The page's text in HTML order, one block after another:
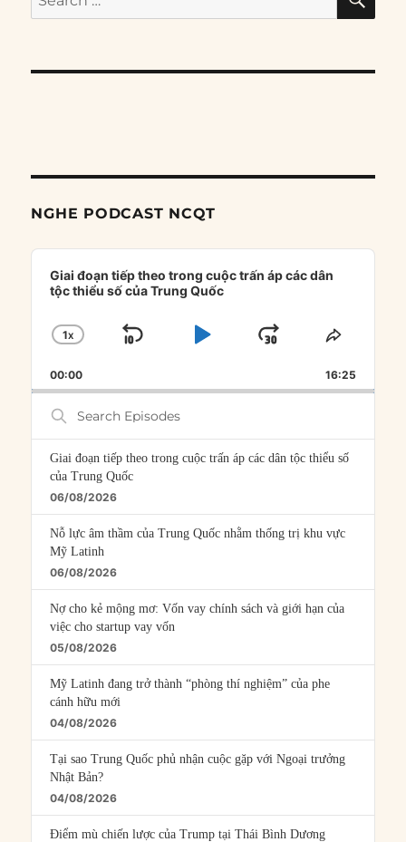
for:
NGHE PODCAST NCQT
Audio
Player
Giai đoạn tiếp theo trong cuộc trấn áp các dân
tộc thiểu số của Trung Quốc
CHANGE
RATE
1X
SKIP
PLAYJUMP
FORWARD
SHARE
00:00 16:25
Search
Episodes
Giai đoạn tiếp theo trong cuộc trấn áp các dân tộc thiểu số
của Trung Quốc
06/08/2026
Nỗ lực âm thầm của Trung Quốc nhằm thống trị khu vực
Mỹ Latinh
06/08/2026
Nợ cho kẻ mộng mơ: Vốn vay chính sách và giới hạn của
việc cho startup vay vốn
05/08/2026
Mỹ Latinh đang trở thành “phòng thí nghiệm” của phe
cánh hữu mới
04/08/2026
Tại sao Trung Quốc phủ nhận cuộc gặp với Ngoại trưởng
Nhật Bản?
04/08/2026
Điểm mù chiến lược của Trump tại Thái Bình Dương